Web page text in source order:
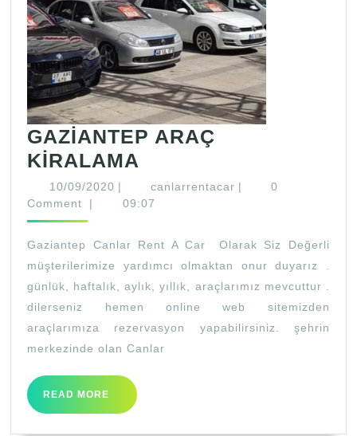
GAZİANTEP ARAÇ
KİRALAMA
ARAÇ
KİRALAMA
10/09/202010/09/2020
| canlarrentacar canlarrentacar
|
0
Comment
| 09:07
Gaziantep Canlar Rent A Car Olarak Siz Değerli
müşterilerimize yardımcı olmaktan onur duyarız .
günlük, haftalık, aylık, yıllık, araçlarımız mevcuttur .
dilerseniz hemen online web sitemizden
araçlarımıza rezervasyon yapabilirsiniz. şehrin
merkezinde olan Canlar
READ MORE
READ
MORE